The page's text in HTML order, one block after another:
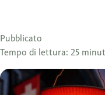
Pubblicato
Tempo di lettura: 25